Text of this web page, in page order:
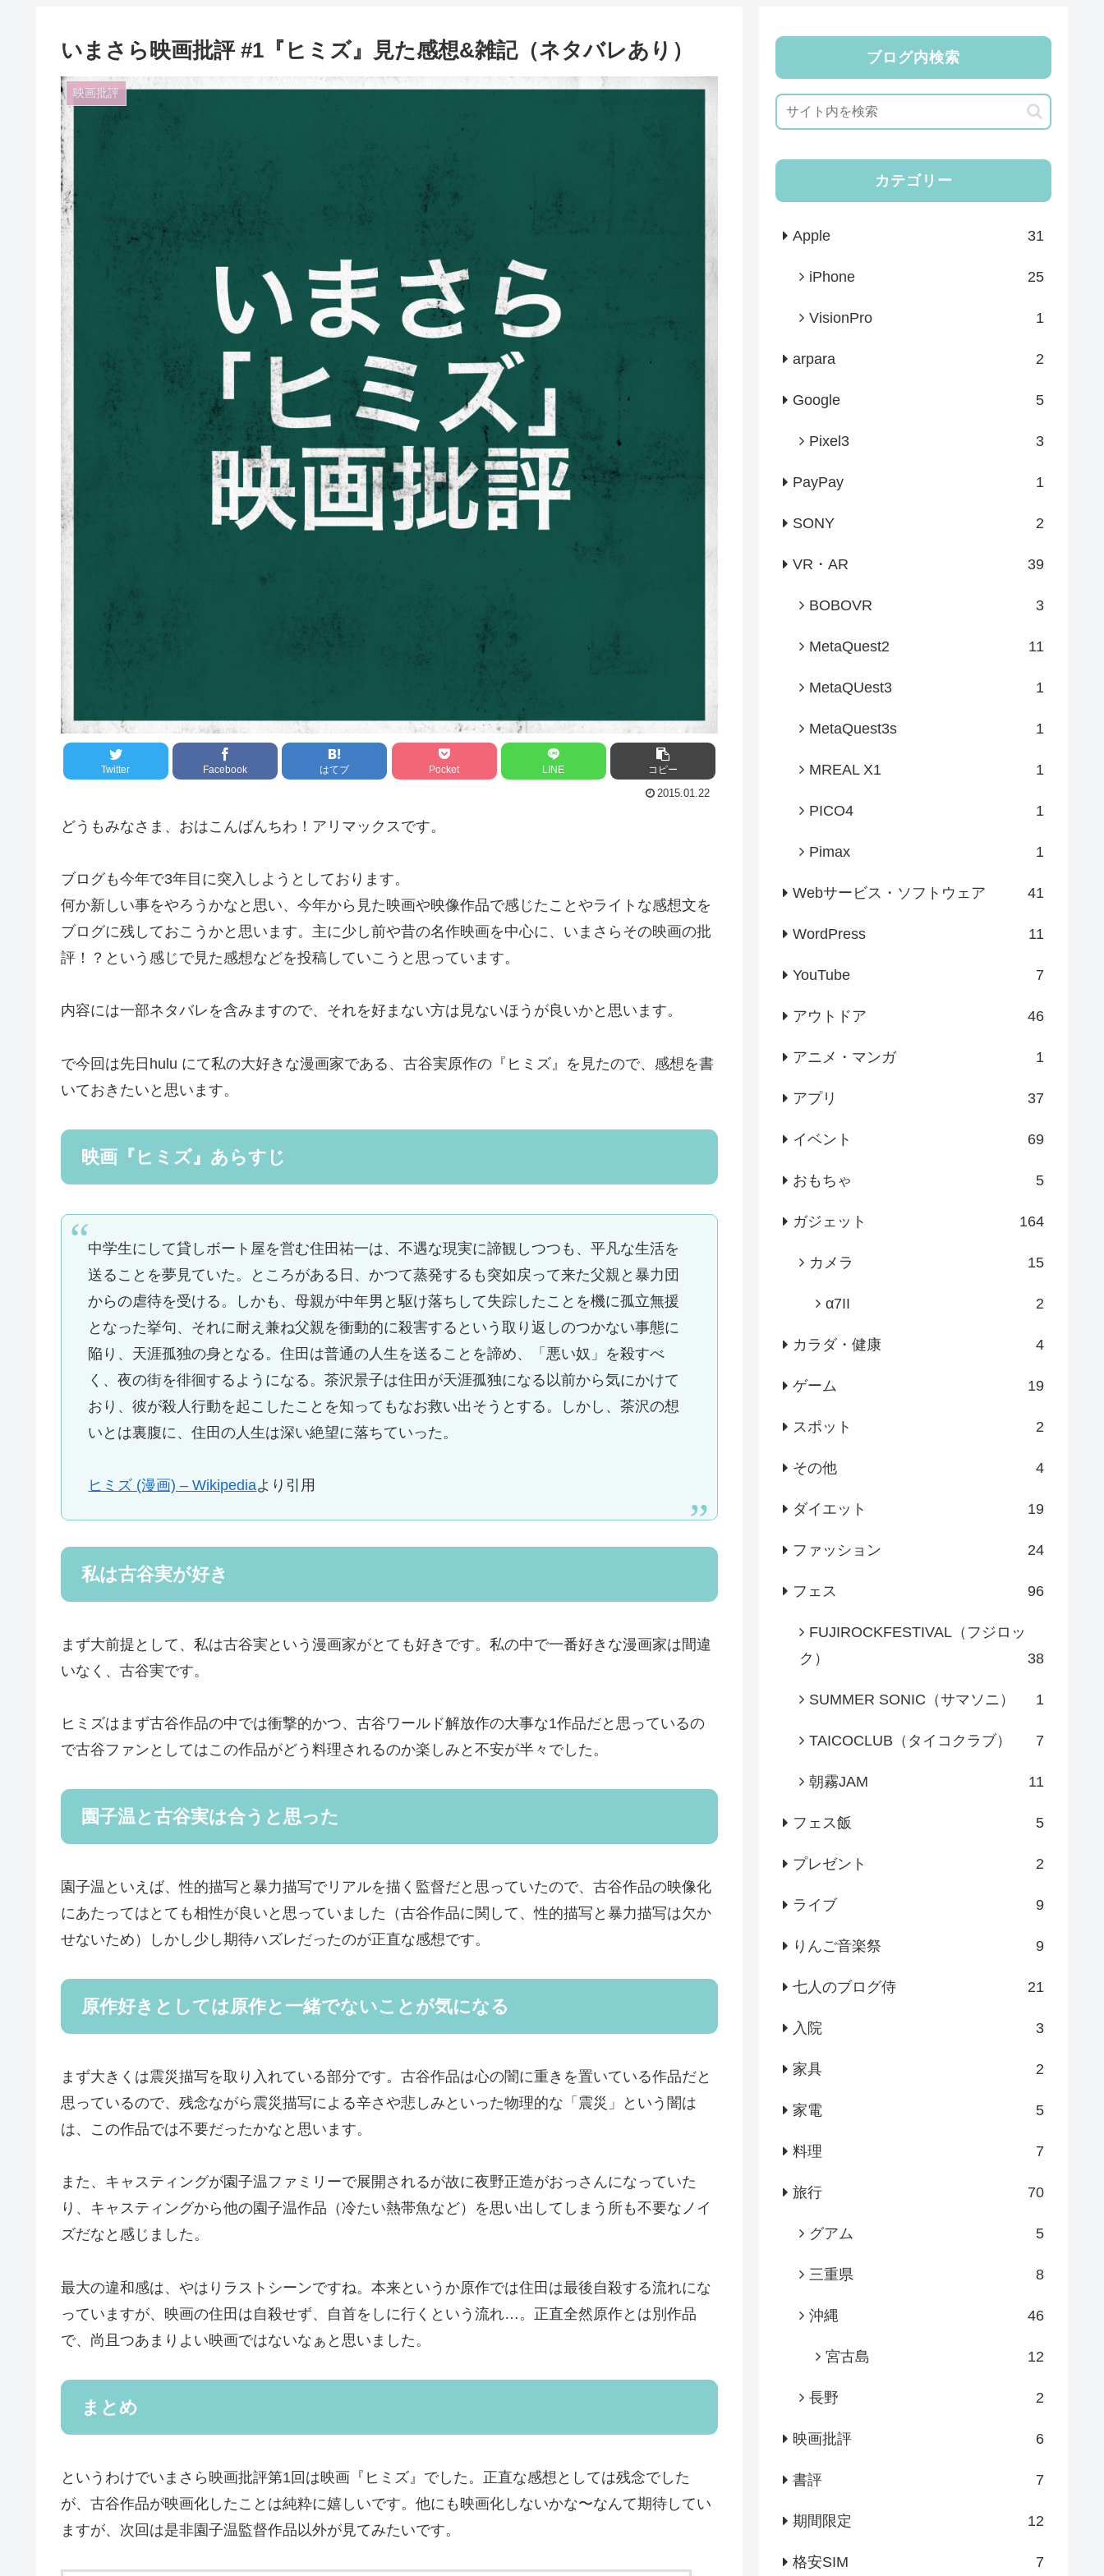
いまさら映画批評 #1『ヒミズ』見た感想&雑記（ネタバレあり）
映画批評
Twitter Facebook はてブ Pocket LINE コピー
2015.01.22
どうもみなさま、おはこんばんちわ！アリマックスです。
ブログも今年で3年目に突入しようとしております。
何か新しい事をやろうかなと思い、今年から見た映画や映像作品で感じたことやライトな感想文を
ブログに残しておこうかと思います。主に少し前や昔の名作映画を中心に、いまさらその映画の批
評！？という感じで見た感想などを投稿していこうと思っています。
内容には一部ネタバレを含みますので、それを好まない方は見ないほうが良いかと思います。
で今回は先日hulu にて私の大好きな漫画家である、古谷実原作の『ヒミズ』を見たので、感想を書
いておきたいと思います。
映画『ヒミズ』あらすじ
中学生にして貸しボート屋を営む住田祐一は、不遇な現実に諦観しつつも、平凡な生活を
送ることを夢見ていた。ところがある日、かつて蒸発するも突如戻って来た父親と暴力団
からの虐待を受ける。しかも、母親が中年男と駆け落ちして失踪したことを機に孤立無援
となった挙句、それに耐え兼ね父親を衝動的に殺害するという取り返しのつかない事態に
陥り、天涯孤独の身となる。住田は普通の人生を送ることを諦め、「悪い奴」を殺すべ
く、夜の街を徘徊するようになる。茶沢景子は住田が天涯孤独になる以前から気にかけて
おり、彼が殺人行動を起こしたことを知ってもなお救い出そうとする。しかし、茶沢の想
いとは裏腹に、住田の人生は深い絶望に落ちていった。
ヒミズ (漫画) – Wikipediaより引用
私は古谷実が好き
まず大前提として、私は古谷実という漫画家がとても好きです。私の中で一番好きな漫画家は間違
いなく、古谷実です。
ヒミズはまず古谷作品の中では衝撃的かつ、古谷ワールド解放作の大事な1作品だと思っているの
で古谷ファンとしてはこの作品がどう料理されるのか楽しみと不安が半々でした。
園子温と古谷実は合うと思った
園子温といえば、性的描写と暴力描写でリアルを描く監督だと思っていたので、古谷作品の映像化
にあたってはとても相性が良いと思っていました（古谷作品に関して、性的描写と暴力描写は欠か
せないため）しかし少し期待ハズレだったのが正直な感想です。
原作好きとしては原作と一緒でないことが気になる
まず大きくは震災描写を取り入れている部分です。古谷作品は心の闇に重きを置いている作品だと
思っているので、残念ながら震災描写による辛さや悲しみといった物理的な「震災」という闇は
は、この作品では不要だったかなと思います。
また、キャスティングが園子温ファミリーで展開されるが故に夜野正造がおっさんになっていた
り、キャスティングから他の園子温作品（冷たい熱帯魚など）を思い出してしまう所も不要なノイ
ズだなと感じました。
最大の違和感は、やはりラストシーンですね。本来というか原作では住田は最後自殺する流れにな
っていますが、映画の住田は自殺せず、自首をしに行くという流れ…。正直全然原作とは別作品
で、尚且つあまりよい映画ではないなぁと思いました。
まとめ
というわけでいまさら映画批評第1回は映画『ヒミズ』でした。正直な感想としては残念でした
が、古谷作品が映画化したことは純粋に嬉しいです。他にも映画化しないかな〜なんて期待してい
ますが、次回は是非園子温監督作品以外が見てみたいです。
ブログ内検索
カテゴリー
Apple 31
iPhone 25
VisionPro 1
arpara 2
Google 5
Pixel3 3
PayPay 1
SONY 2
VR・AR 39
BOBOVR 3
MetaQuest2 11
MetaQUest3 1
MetaQuest3s 1
MREAL X1 1
PICO4 1
Pimax 1
Webサービス・ソフトウェア 41
WordPress 11
YouTube 7
アウトドア 46
アニメ・マンガ 1
アプリ 37
イベント 69
おもちゃ 5
ガジェット 164
カメラ 15
α7II 2
カラダ・健康 4
ゲーム 19
スポット 2
その他 4
ダイエット 19
ファッション 24
フェス 96
FUJIROCKFESTIVAL（フジロッ
ク）
38
SUMMER SONIC（サマソニ） 1
TAICOCLUB（タイコクラブ） 7
朝霧JAM 11
フェス飯 5
プレゼント 2
ライブ 9
りんご音楽祭 9
七人のブログ侍 21
入院 3
家具 2
家電 5
料理 7
旅行 70
グアム 5
三重県 8
沖縄 46
宮古島 12
長野 2
映画批評 6
書評 7
期間限定 12
格安SIM 7